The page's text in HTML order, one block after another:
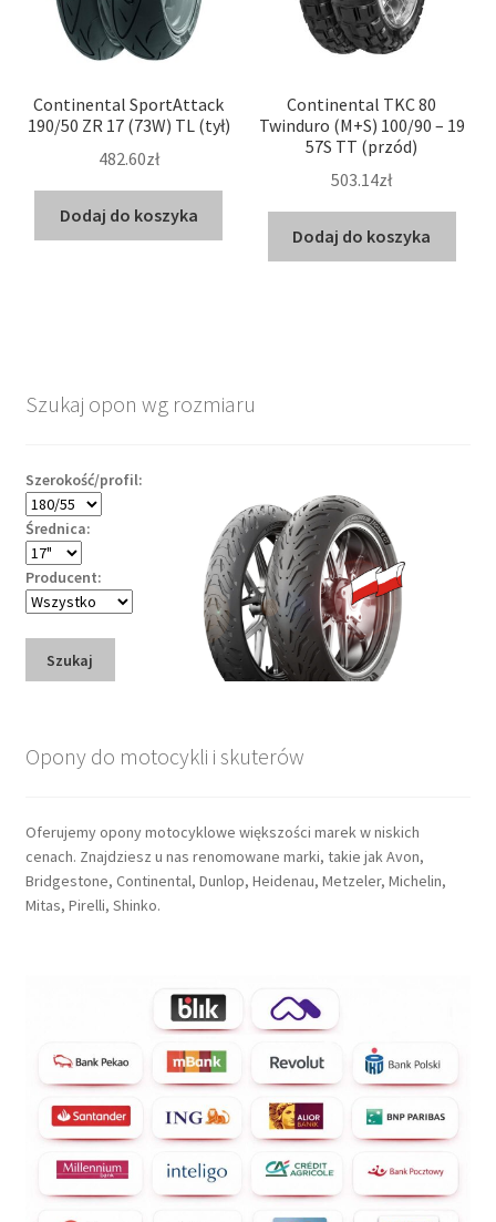
Continental SportAttack
190/50 ZR 17 (73W) TL (tył)
482.60zł
Dodaj do koszyka
Continental TKC 80
Twinduro (M+S) 100/90 – 19
57S TT (przód)
503.14zł
Dodaj do koszyka
Szukaj opon wg rozmiaru
Szerokość/profil:
Średnica:
Producent:
Szukaj
Opony do motocykli i skuterów
Oferujemy opony motocyklowe większości marek w niskich
cenach. Znajdziesz u nas renomowane marki, takie jak Avon,
Bridgestone, Continental, Dunlop, Heidenau, Metzeler, Michelin,
Mitas, Pirelli, Shinko.